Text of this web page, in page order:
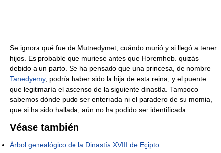
Se ignora qué fue de Mutnedymet, cuándo murió y si llegó a tener
hijos. Es probable que muriese antes que Horemheb, quizás
debido a un parto. Se ha pensado que una princesa, de nombre
Tanedyemy, podría haber sido la hija de esta reina, y el puente
que legitimaría el ascenso de la siguiente dinastía. Tampoco
sabemos dónde pudo ser enterrada ni el paradero de su momia,
que si ha sido hallada, aún no ha podido ser identificada.
Véase también
Árbol genealógico de la Dinastía XVIII de Egipto